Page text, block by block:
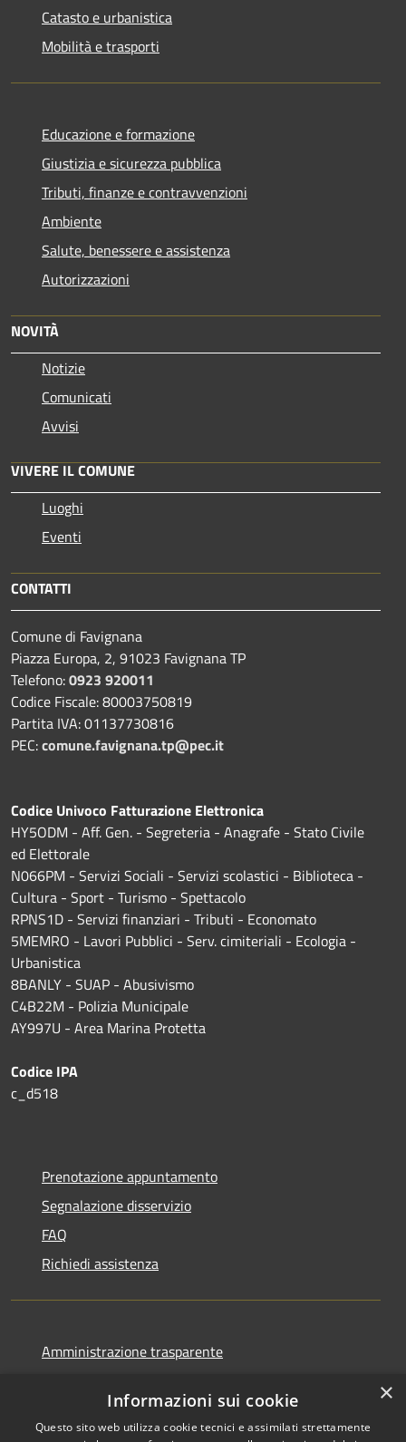
Catasto e urbanistica
Mobilità e trasporti
Educazione e formazione
Giustizia e sicurezza pubblica
Tributi, finanze e contravvenzioni
Ambiente
Salute, benessere e assistenza
Autorizzazioni
NOVITÀ
Notizie
Comunicati
Avvisi
VIVERE IL COMUNE
Luoghi
Eventi
CONTATTI
Comune di Favignana
Piazza Europa, 2, 91023 Favignana TP
Telefono:0923 920011
Codice Fiscale: 80003750819
Partita IVA: 01137730816
PEC:comune.favignana.tp@pec.it
Codice Univoco Fatturazione Elettronica
HY5ODM - Aff. Gen. - Segreteria - Anagrafe - Stato Civile
ed Elettorale
N066PM - Servizi Sociali - Servizi scolastici - Biblioteca -
Cultura - Sport - Turismo - Spettacolo
RPNS1D - Servizi finanziari - Tributi - Economato
5MEMRO - Lavori Pubblici - Serv. cimiteriali - Ecologia -
Urbanistica
8BANLY - SUAP - Abusivismo
C4B22M - Polizia Municipale
AY997U - Area Marina Protetta
Codice IPA
c_d518
Prenotazione appuntamento
Segnalazione disservizio
FAQ
Richiedi assistenza
Amministrazione trasparente
×
Informazioni sui cookie
Questo sito web utilizza cookie tecnici e assimilati strettamente